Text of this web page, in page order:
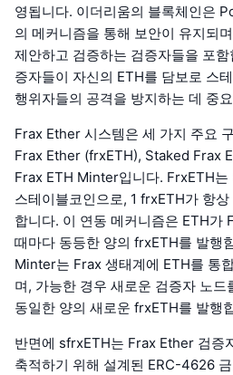
영됩니다. 이더리움의 블록체인은
의 메커니즘을 통해 보안이 유지되
제안하고 검증하는 검증자들을 포
증자들이 자신의 ETH를 담보로 스
행위자들의 공격을 방지하는 데 중
Frax Ether 시스템은 세 가지 주요
Frax Ether (frxETH), Staked Frax
Frax ETH Minter입니다. FrxETH는
스테이블코인으로, 1 frxETH가 항
합니다. 이 연동 메커니즘은 ETH가
때마다 동등한 양의 frxETH를 발행
Minter는 Frax 생태계에 ETH를 통
며, 가능한 경우 새로운 검증자 노
동일한 양의 새로운 frxETH를 발행
반면에 sfrxETH는 Frax Ether 검증
축적하기 위해 설계된 ERC-4626